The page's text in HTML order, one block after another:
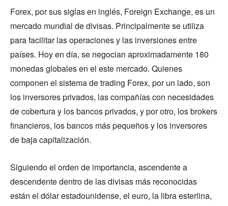
Forex, por sus siglas en inglés, Foreign Exchange, es un
mercado mundial de divisas. Principalmente se utiliza
para facilitar las operaciones y las inversiones entre
países. Hoy en día, se negocian aproximadamente 180
monedas globales en el este mercado. Quienes
componen el sistema de trading Forex, por un lado, son
los inversores privados, las compañías con necesidades
de cobertura y los bancos privados, y por otro, los brokers
financieros, los bancos más pequeños y los inversores
de baja capitalización.
Siguiendo el orden de importancia, ascendente a
descendente dentro de las divisas más reconocidas
están el dólar estadounidense, el euro, la libra esterlina,